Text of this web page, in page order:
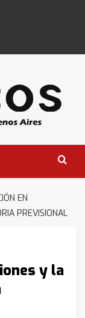
EN
PREVISIONAL
y la